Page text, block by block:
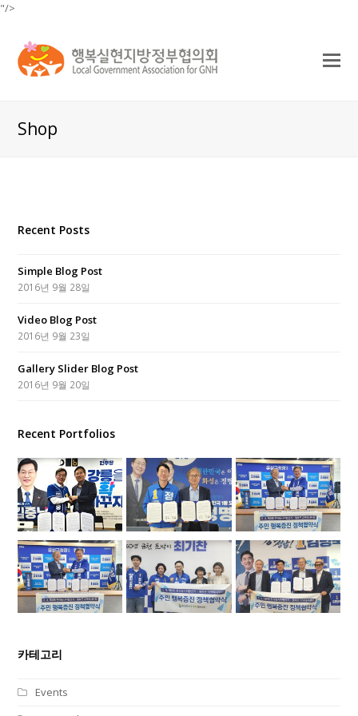
"/>
Shop
Recent Posts
Simple Blog Post
2016년 9월 28일
Video Blog Post
2016년 9월 23일
Gallery Slider Blog Post
2016년 9월 20일
Recent Portfolios
카테고리
Events